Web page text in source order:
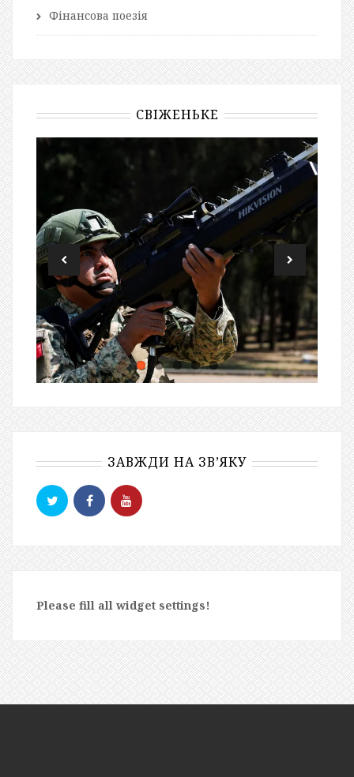
Фінансова поезія
СВІЖЕНЬКЕ
ЗАВЖДИ НА ЗВ’ЯКУ
Please fill all widget settings!